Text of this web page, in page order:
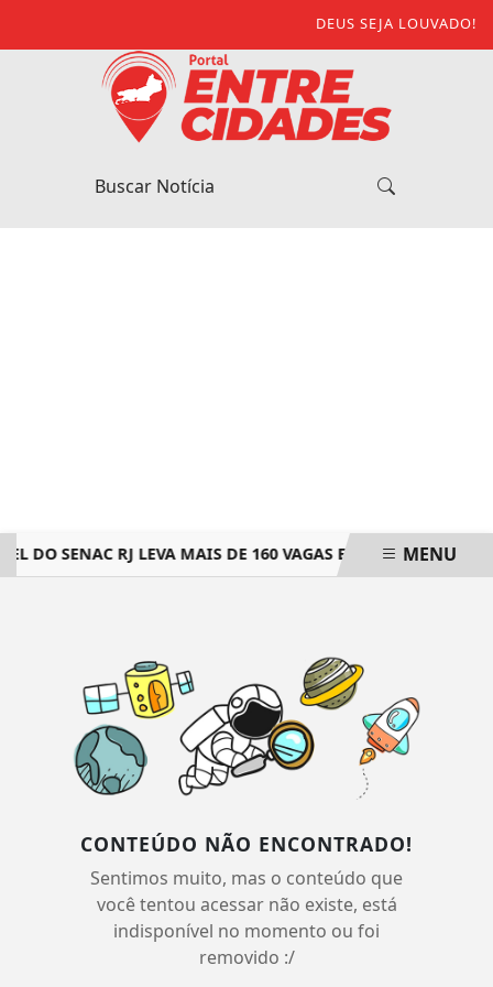
DEUS SEJA LOUVADO!
DO SENAC RJ LEVA MAIS DE 160 VAGAS EM CURSOSMENU
CONTEÚDO NÃO ENCONTRADO!
Sentimos muito, mas o conteúdo que
você tentou acessar não existe, está
indisponível no momento ou foi
removido :/